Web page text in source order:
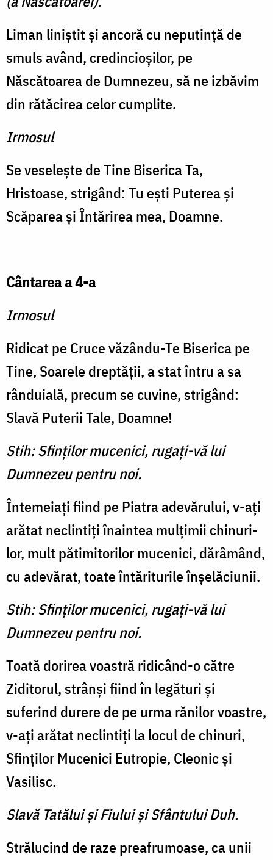
Liman liniştit şi ancoră cu neputinţă de
smuls având, cre­dincioşilor, pe
Născătoarea de Dumnezeu, să ne izbăvim
din rătăcirea celor cumplite.
Irmosul
Se veseleşte de Tine Bise­rica Ta,
Hristoase, strigând: Tu eşti Puterea şi
Scăparea şi Întărirea mea, Doamne.
Cântarea a 4-a
Irmosul
Ridicat pe Cruce văzându-Te Biserica pe
Tine, Soarele dreptăţii, a stat întru a sa
rânduială, precum se cuvine, strigând:
Slavă Puterii Tale, Doamne!
Stih: Sfinţilor mucenici, rugaţi-vă lui
Dumnezeu pentru noi.
Întemeiaţi fiind pe Piatra adevărului, v-aţi
arătat neclintiţi înaintea mulţimii chinuri­
lor, mult pătimitorilor muce­nici, dărâmând,
cu adevărat, toate întăriturile înşelăciunii.
Stih: Sfinţilor mucenici, rugaţi-vă lui
Dumnezeu pentru noi.
Toată dorirea voastră ridi­când-o către
Ziditorul, strânşi fiind în legături şi
suferind durere de pe urma rănilor voastre,
v-aţi arătat neclintiţi la locul de chinuri,
Sfinţilor Mucenici Eutropie, Cleonic şi
Vasilisc.
Slavă Tatălui şi Fiului şi Sfântului Duh.
Strălucind de raze preafru­moase, ca unii